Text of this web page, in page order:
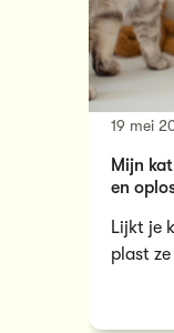
19 mei
Mijn
en
Lijkt je
plast
plast